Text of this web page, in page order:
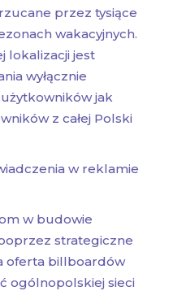
przez tysiące
wakacyjnych.
lokalizacji jest
wyłącznie
jak
z całej Polski
w reklamie
w budowie
strategiczne
oferta billboardów
ogólnopolskiej sieci